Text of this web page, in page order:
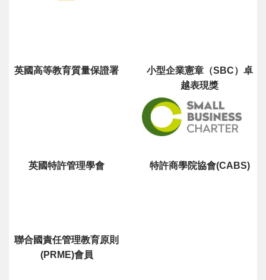
英國高等教育質量保證署
小型企業憲章（SBC）卓
越表現獎
英國特許管理學會 特許商學院協會(CABS)
聯合國責任管理教育原則
(PRME)會員